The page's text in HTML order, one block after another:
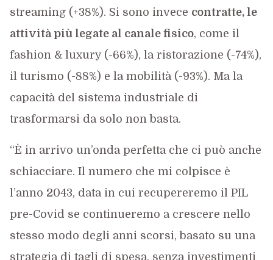
streaming (+38%). Si sono invece contratte, le
attività più legate al canale fisico, come il
fashion & luxury (-66%), la ristorazione (-74%),
il turismo (-88%) e la mobilità (-93%). Ma la
capacità del sistema industriale di
trasformarsi da solo non basta.
“È in arrivo un’onda perfetta che ci può anche
schiacciare. Il numero che mi colpisce è
l’anno 2043, data in cui recupereremo il PIL
pre-Covid se continueremo a crescere nello
stesso modo degli anni scorsi, basato su una
strategia di tagli di spesa, senza investimenti